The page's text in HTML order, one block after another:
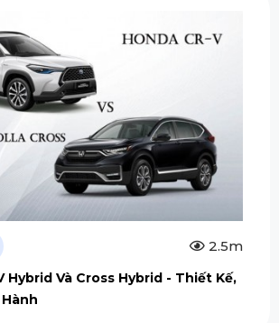
2.5m
Hybrid Và Cross Hybrid - Thiết Kế,